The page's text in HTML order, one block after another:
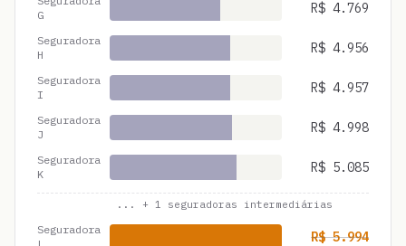
G
R$ 4.769
Seguradora
H
R$ 4.956
Seguradora
I
R$ 4.957
Seguradora
J
R$ 4.998
Seguradora
K
R$ 5.085
... + 1 seguradoras intermediárias
Seguradora
R$5.994